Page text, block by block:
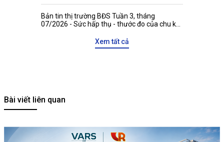
Bản tin thị trường BĐS Tuần 3, tháng
07/2026 - Sức hấp thụ - thước đo của chu kỳ
Xem tất cả
Bài viết liên quan